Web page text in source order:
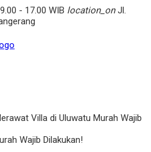
- 17.00 WIB location_onJl.
Villa di Uluwatu Murah Wajib